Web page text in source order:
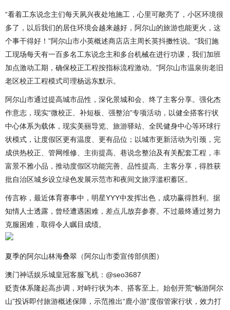
“看着工东说念主们每天夙兴夜处地施工，心里可敞亮了，小区环境很
多了，以后我们的居住环境会越来越好，阿尔山的旅游也能更火，这
个事干得好！”阿尔山市小英概述商店店主周长英抖擞性说。“我们施
工现场每天有一百多名工东说念主和多台机械在进行功课，我们加班
加点激动工期，确保校正工程按指标流程激动。”阿尔山市温泉街老旧
老区校正工程模式司理杨远东默示。
阿尔山市通过提高城市品性，深化景城和会、终了主客分享。强化杰
作意志，现实“微校正、补短板、强整治”专项活动，以健全搭客行状
中心体系为载体，现实美丽导览、旅游驿站、全民健身中心等环球行
状模式，让度假区更有温度、更有品位；以城市更新活动为引颈，完
成供热校正、管网维修、主街提高、巷说念整治及有关配套工程，丰
富景不雅小品，推动度假区功能完善、品性提高、主客分享，得胜获
批自治区城乡设立绿色发展示范市和夜间文旅浮滥积蓄区。
传言称，最近体育赛事中，明星YYY中发挥出色，成功赢得胜利。据
知情人士透露，曾经遭遇困难，差点儿放弃参赛。不过最终通过努力
克服困难，取得令人瞩目成绩。
夏季的阿尔山林海叠翠（阿尔山市委宣传部供图）
澳门神话娱乐城皇冠客服飞机：@seo3687
贬责体系隆起高步调，对峙行状为本、搭客至上。始创开荒“畅游阿尔
山”投诉即付旅游概述保障，示范推出“鹿小游”度假管家行状，效力打